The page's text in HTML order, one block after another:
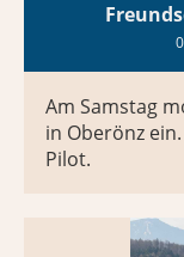
Am Samstag
in Oberönz
Pilot.